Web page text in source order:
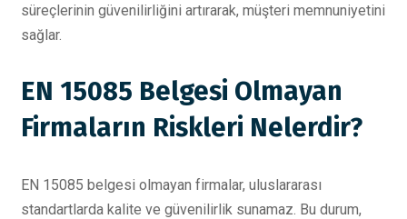
süreçlerinin güvenilirliğini artırarak, müşteri memnuniyetini
sağlar.
EN 15085 Belgesi Olmayan
Firmaların Riskleri Nelerdir?
EN 15085 belgesi olmayan firmalar, uluslararası
standartlarda kalite ve güvenilirlik sunamaz. Bu durum,